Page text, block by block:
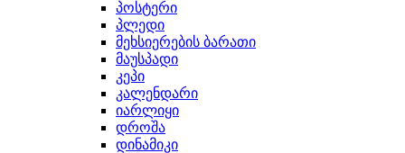
პოსტერი
პლედი
მეხსიერების ბარათი
მაუსპადი
კეპი
კალენდარი
იარლიყი
დროშა
დინამიკი